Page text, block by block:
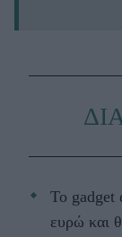
Το gadget
ευρώ και